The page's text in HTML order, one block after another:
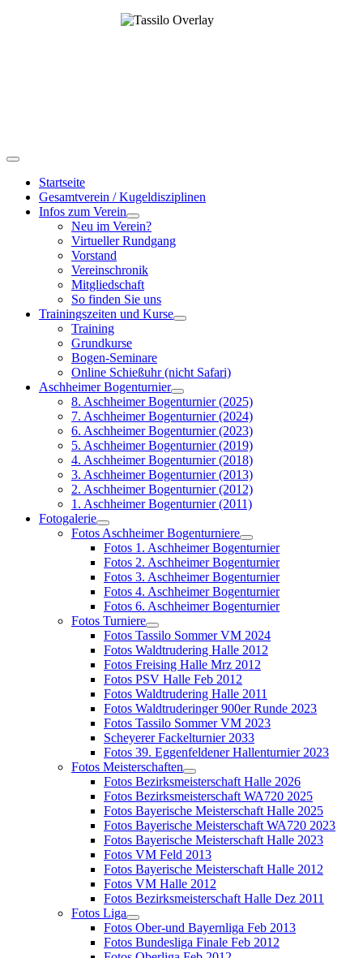
Startseite
Gesamtverein / Kugeldisziplinen
Infos zum Verein
Neu im Verein?
Virtueller Rundgang
Vorstand
Vereinschronik
Mitgliedschaft
So finden Sie uns
Trainingszeiten und Kurse
Training
Grundkurse
Bogen-Seminare
Online Schießuhr (nicht Safari)
Aschheimer Bogenturnier
8. Aschheimer Bogenturnier (2025)
7. Aschheimer Bogenturnier (2024)
6. Aschheimer Bogenturnier (2023)
5. Aschheimer Bogenturnier (2019)
4. Aschheimer Bogenturnier (2018)
3. Aschheimer Bogenturnier (2013)
2. Aschheimer Bogenturnier (2012)
1. Aschheimer Bogenturnier (2011)
Fotogalerie
Fotos Aschheimer Bogenturniere
Fotos 1. Aschheimer Bogenturnier
Fotos 2. Aschheimer Bogenturnier
Fotos 3. Aschheimer Bogenturnier
Fotos 4. Aschheimer Bogenturnier
Fotos 6. Aschheimer Bogenturnier
Fotos Turniere
Fotos Tassilo Sommer VM 2024
Fotos Waldtrudering Halle 2012
Fotos Freising Halle Mrz 2012
Fotos PSV Halle Feb 2012
Fotos Waldtrudering Halle 2011
Fotos Waldtruderinger 900er Runde 2023
Fotos Tassilo Sommer VM 2023
Scheyerer Fackelturnier 2033
Fotos 39. Eggenfeldener Hallenturnier 2023
Fotos Meisterschaften
Fotos Bezirksmeisterschaft Halle 2026
Fotos Bezirksmeisterschaft WA720 2025
Fotos Bayerische Meisterschaft Halle 2025
Fotos Bayerische Meisterschaft WA720 2023
Fotos Bayerische Meisterschaft Halle 2023
Fotos VM Feld 2013
Fotos Bayerische Meisterschaft Halle 2012
Fotos VM Halle 2012
Fotos Bezirksmeisterschaft Halle Dez 2011
Fotos Liga
Fotos Ober-und Bayernliga Feb 2013
Fotos Bundesliga Finale Feb 2012